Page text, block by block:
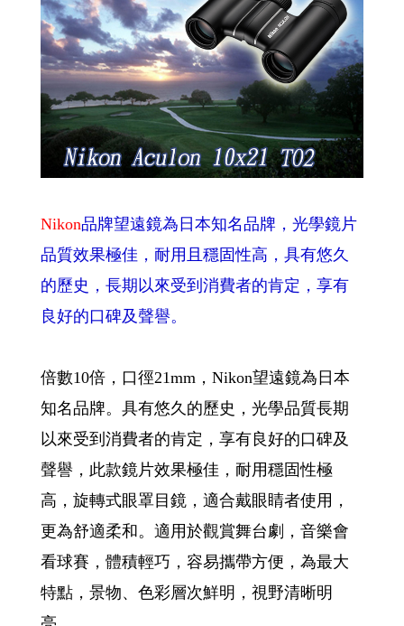
Nikon品牌望遠鏡為日本知名品牌，光學鏡片
品質效果極佳，耐用且穩固性高，具有悠久
的歷史，長期以來受到消費者的肯定，享有
良好的口碑及聲譽。
倍數10倍，口徑21mm，Nikon望遠鏡為日本
知名品牌。具有悠久的歷史，光學品質長期
以來受到消費者的肯定，享有良好的口碑及
聲譽，此款鏡片效果極佳，耐用穩固性極
高，旋轉式眼罩目鏡，適合戴眼睛者使用，
更為舒適柔和。適用於觀賞舞台劇，音樂會
看球賽，體積輕巧，容易攜帶方便，為最大
特點，景物、色彩層次鮮明，視野清晰明